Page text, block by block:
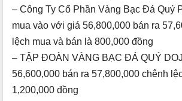
– Công Ty Cổ Phần Vàng Bạc Đá Quý
mua vào với giá 56,800,000 bán ra
lệch mua và bán là 800,000 đồng
– TẬP ĐOÀN VÀNG BẠC ĐÁ QUÝ
56,600,000 bán ra 57,800,000 chênh
1,200,000 đồng